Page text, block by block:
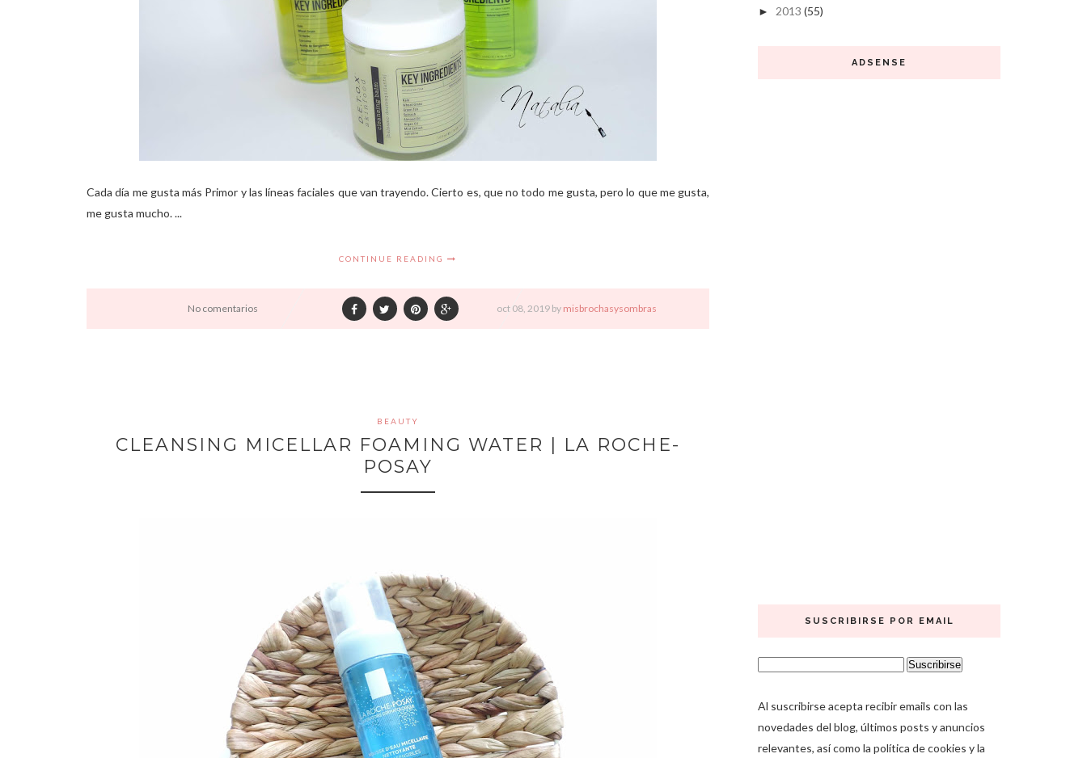
Cada día me gusta más Primor y las líneas faciales que van trayendo. Cierto es, que no todo me gusta, pero lo que me gusta,
me gusta mucho. ...
CONTINUE READING
No comentarios oct 08, 2019 by misbrochasysombras
BEAUTY
CLEANSING MICELLAR FOAMING WATER | LA ROCHE-
POSAY
► 2013 (55)
ADSENSE
SUSCRIBIRSE POR EMAIL
Al suscribirse acepta recibir emails con las
novedades del blog, últimos posts y anuncios
relevantes, así como la política de cookies y la